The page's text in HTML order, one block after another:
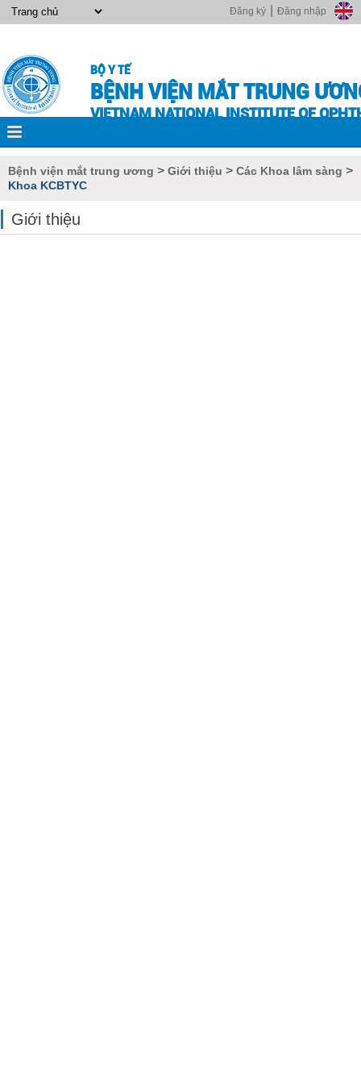
Đăng nhập
Đăng ký
BỘ Y TẾ
BỆNH VIỆN MẮT TRUNG
VIETNAM NATIONAL INSTITUTE OF
Bệnh viện mắt trung ương > Giới thiệu > Các Khoa lâm sàng >
Khoa KCBTYC
Giới thiệu